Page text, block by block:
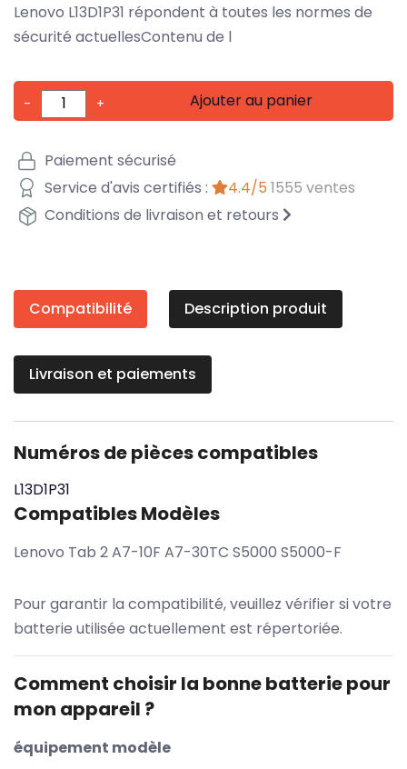
Lenovo L13D1P31 répondent à toutes les normes de
sécurité actuellesContenu de l
- + Ajouter au panier
Paiement sécurisé
Service d'avis certifiés :
4.4/5 1555 ventes
Conditions de livraison et retours
Compatibilité Description produit
Livraison et paiements
Numéros de pièces compatibles
L13D1P31
Compatibles Modèles
Lenovo Tab 2 A7-10F A7-30TC S5000 S5000-F
Pour garantir la compatibilité, veuillez vérifier si votre
batterie utilisée actuellement est répertoriée.
Comment choisir la bonne batterie pour
mon appareil ?
équipement modèle